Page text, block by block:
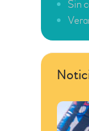
Sin